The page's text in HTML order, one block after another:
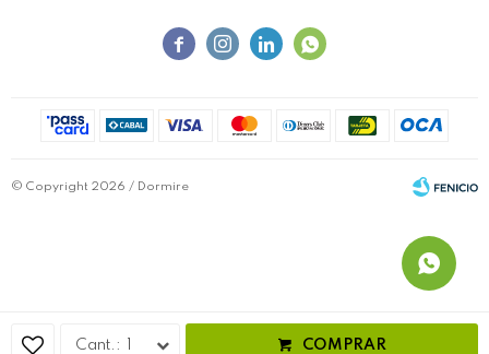
COMPRAR
   
© Copyright 2026 / Dormire